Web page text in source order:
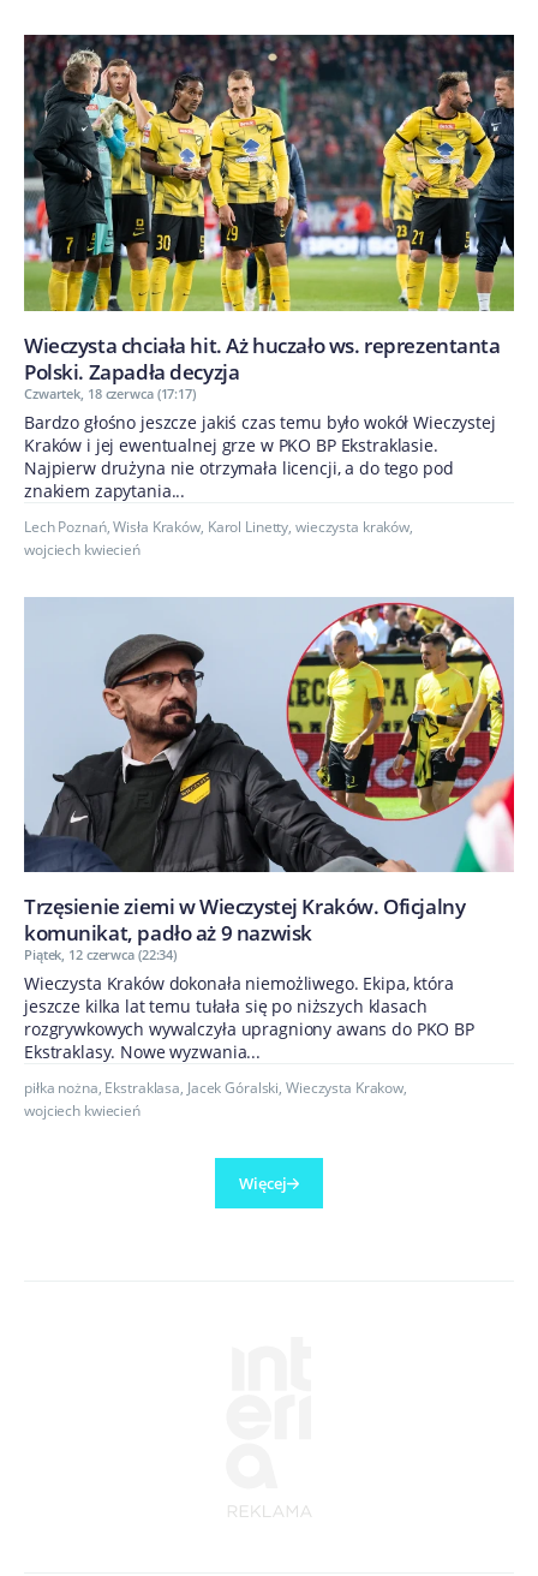
Wieczysta chciała hit. Aż huczało ws. reprezentanta
Polski. Zapadła decyzja
Czwartek, 18 czerwca (17:17)
Bardzo głośno jeszcze jakiś czas temu było wokół Wieczystej
Kraków i jej ewentualnej grze w PKO BP Ekstraklasie.
Najpierw drużyna nie otrzymała licencji, a do tego pod
znakiem zapytania...
Lech Poznań,Wisła Kraków, Karol Linetty, wieczysta kraków,
wojciech kwiecień
Trzęsienie ziemi w Wieczystej Kraków. Oficjalny
komunikat, padło aż 9 nazwisk
Piątek, 12 czerwca (22:34)
Wieczysta Kraków dokonała niemożliwego. Ekipa, która
jeszcze kilka lat temu tułała się po niższych klasach
rozgrywkowych wywalczyła upragniony awans do PKO BP
Ekstraklasy. Nowe wyzwania...
piłka nożna, Ekstraklasa, Jacek Góralski, Wieczysta Krakow,
wojciech kwiecień
Więcej